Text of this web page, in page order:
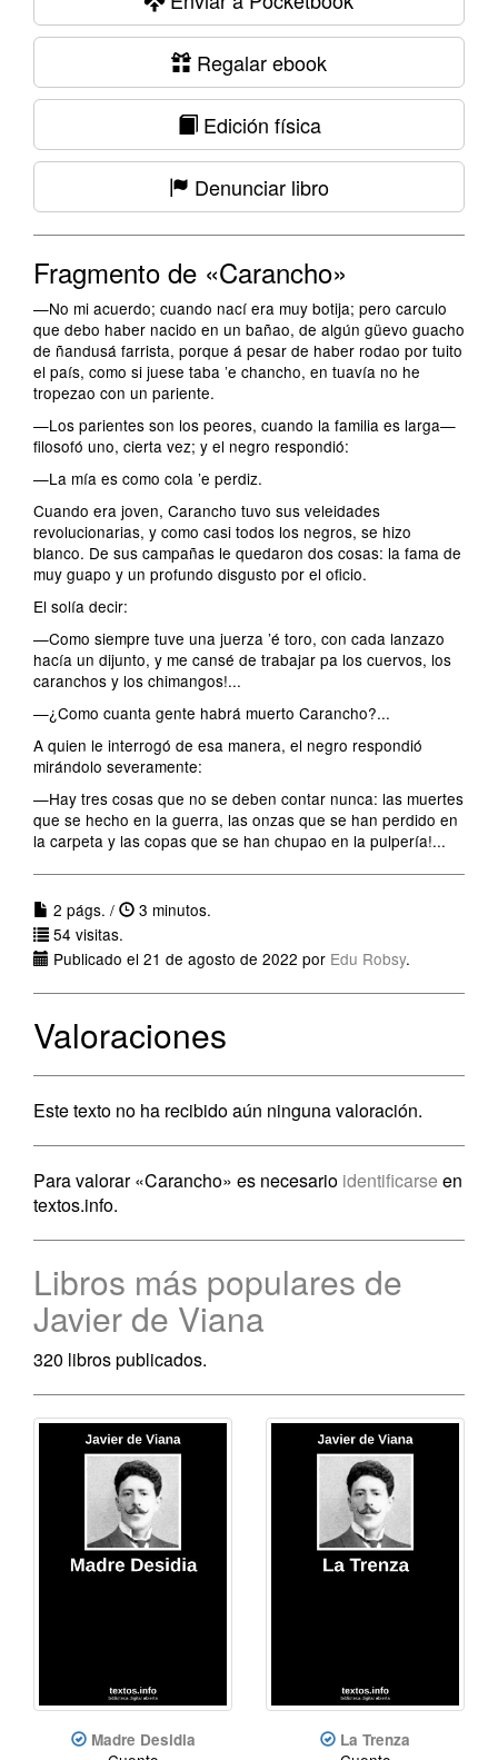
Regalar ebook
Edición física
Denunciar libro
Fragmento de «Carancho»
—No mi acuerdo; cuando nací era muy botija; pero carculo
que debo haber nacido en un bañao, de algún güevo guacho
de ñandusá farrista, porque á pesar de haber rodao por tuito
el país, como si juese taba ’e chancho, en tuavía no he
tropezao con un pariente.
—Los parientes son los peores, cuando la familia es larga—
filosofó uno, cierta vez; y el negro respondió:
—La mía es como cola ’e perdiz.
Cuando era joven, Carancho tuvo sus veleidades
revolucionarias, y como casi todos los negros, se hizo
blanco. De sus campañas le quedaron dos cosas: la fama de
muy guapo y un profundo disgusto por el oficio.
El solía decir:
—Como siempre tuve una juerza ’é toro, con cada lanzazo
hacía un dijunto, y me cansé de trabajar pa los cuervos, los
caranchos y los chimangos!...
—¿Como cuanta gente habrá muerto Carancho?...
A quien le interrogó de esa manera, el negro respondió
mirándolo severamente:
—Hay tres cosas que no se deben contar nunca: las muertes
que se hecho en la guerra, las onzas que se han perdido en
la carpeta y las copas que se han chupao en la pulpería!...
2 págs. /
3 minutos.
54 visitas.
Publicado el 21 de agosto de 2022 por Edu Robsy.
Valoraciones
Este texto no ha recibido aún ninguna valoración.
Para valorar «Carancho» es necesario identificarse en
textos.info.
Libros más populares de
Javier de Viana
320 libros publicados.
Madre Desidia La Trenza